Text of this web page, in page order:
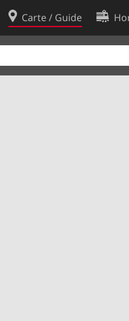
Carte / Guide